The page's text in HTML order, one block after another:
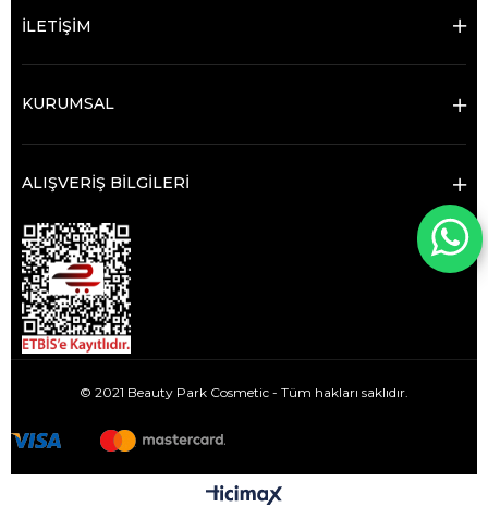
İLETİŞİM
KURUMSAL
ALIŞVERİŞ BİLGİLERİ
© 2021 Beauty Park Cosmetic - Tüm hakları saklıdır.